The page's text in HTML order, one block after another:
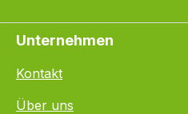
Unternehmen
Kontakt
Über uns